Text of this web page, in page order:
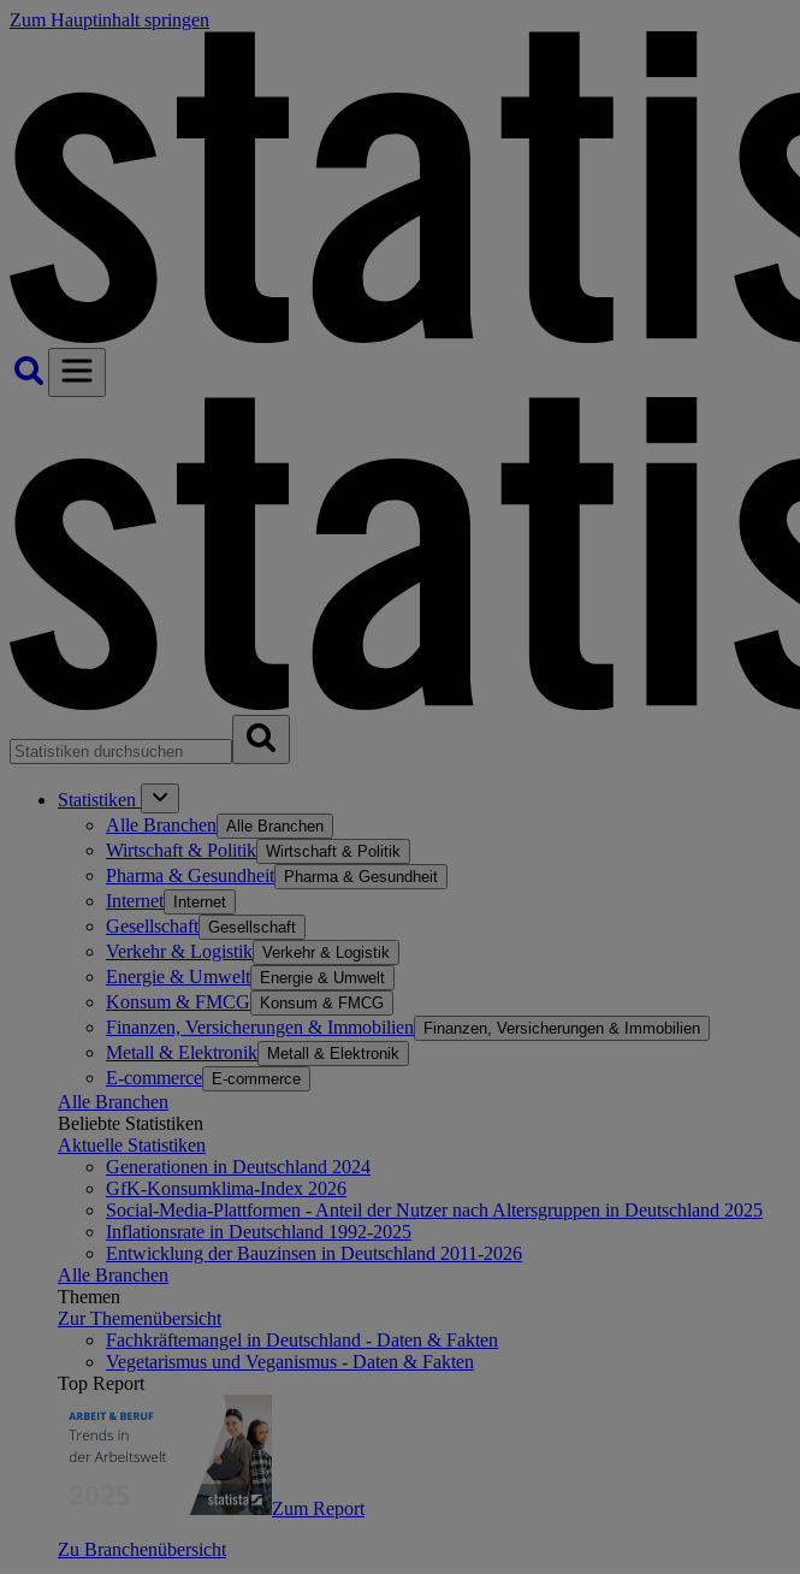
Zum Hauptinhalt springen
Statistiken
Alle Branchen Alle Branchen
Wirtschaft & Politik Wirtschaft & Politik
Pharma & Gesundheit Pharma & Gesundheit
Internet Internet
Gesellschaft Gesellschaft
Verkehr & Logistik Verkehr & Logistik
Energie & Umwelt Energie & Umwelt
Konsum & FMCG Konsum & FMCG
Finanzen, Versicherungen & Immobilien Finanzen, Versicherungen & Immobilien
Metall & Elektronik Metall & Elektronik
E-commerce E-commerce
Alle Branchen
Beliebte Statistiken
Aktuelle Statistiken
Generationen in Deutschland 2024
GfK-Konsumklima-Index 2026
Social-Media-Plattformen - Anteil der Nutzer nach Altersgruppen in Deutschland 2025
Inflationsrate in Deutschland 1992-2025
Entwicklung der Bauzinsen in Deutschland 2011-2026
Alle Branchen
Themen
Zur Themenübersicht
Fachkräftemangel in Deutschland - Daten & Fakten
Vegetarismus und Veganismus - Daten & Fakten
Top Report
Zum Report
Zu Branchenübersicht